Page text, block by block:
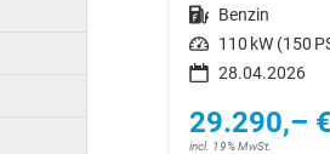
Kraftstoff Benzin
Leistung 110 kW (150
28.04.2026
29.290,– €
incl. 19% MwSt.